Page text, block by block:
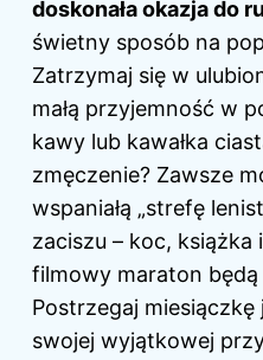
doskonała okazja do
świetny sposób na
Zatrzymaj się w
małą przyjemność w
kawy lub kawałka
zmęczenie? Zawsze
wspaniałą „strefę
zaciszu – koc, książka
filmowy maraton
Postrzegaj
swojej wyjątkowej